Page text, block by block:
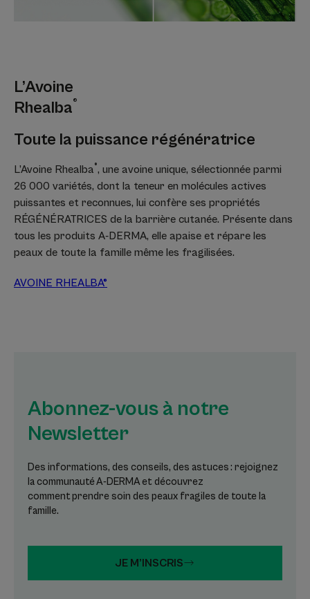
L’Avoine
Rhealba®
Toute la puissance régénératrice
L’Avoine Rhealba®, une avoine unique, sélectionnée parmi
26 000 variétés, dont la teneur en molécules actives
puissantes et reconnues, lui confère ses propriétés
RÉGÉNÉRATRICES de la barrière cutanée. Présente dans
tous les produits A-DERMA, elle apaise et répare les
peaux de toute la famille même les fragilisées.
AVOINE RHEALBA®
Abonnez-vous à notre
Newsletter
Des informations, des conseils, des astuces : rejoignez
la communauté A-DERMA et découvrez
comment prendre soin des peaux fragiles de toute la
famille.
JE M’INSCRIS